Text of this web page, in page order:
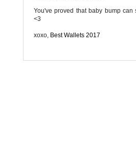
You've proved that baby bump can
<3
xoxo, Best Wallets 2017